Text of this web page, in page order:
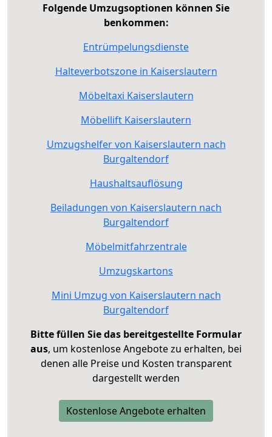
Folgende Umzugsoptionen können Sie
benkommen:
Entrümpelungsdienste
Halteverbotszone in Kaiserslautern
Möbeltaxi Kaiserslautern
Möbellift Kaiserslautern
Umzugshelfer von Kaiserslautern nach
Burgaltendorf
Haushaltsauflösung
Beiladungen von Kaiserslautern nach
Burgaltendorf
Möbelmitfahrzentrale
Umzugskartons
Mini Umzug von Kaiserslautern nach
Burgaltendorf
Bitte füllen Sie das bereitgestellte Formular
aus, um kostenlose Angebote zu erhalten, bei
denen alle Preise und Kosten transparent
dargestellt werden
Kostenlose Angebote erhalten